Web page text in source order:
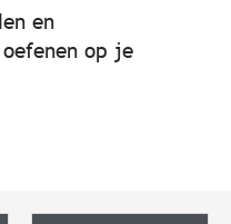
en
op je